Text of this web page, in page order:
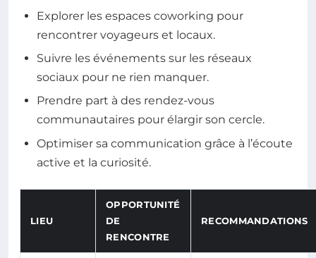
Explorer les espaces coworking pour
rencontrer voyageurs et locaux.
Suivre les événements sur les réseaux
sociaux pour ne rien manquer.
Prendre part à des rendez-vous
communautaires pour élargir son cercle.
Optimiser sa communication grâce à l’écoute
active et la curiosité.
LIEU
OPPORTUNITÉ
DE
RENCONTRE
RECOMMANDATIONS